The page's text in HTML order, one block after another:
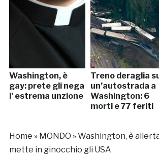
Washington, è
gay: prete gli nega
l’ estrema unzione
Treno deraglia
un’autostrada a
Washington: 6
morti e 77 feriti
Home » MONDO »Washington, è
mette in ginocchio gli USA